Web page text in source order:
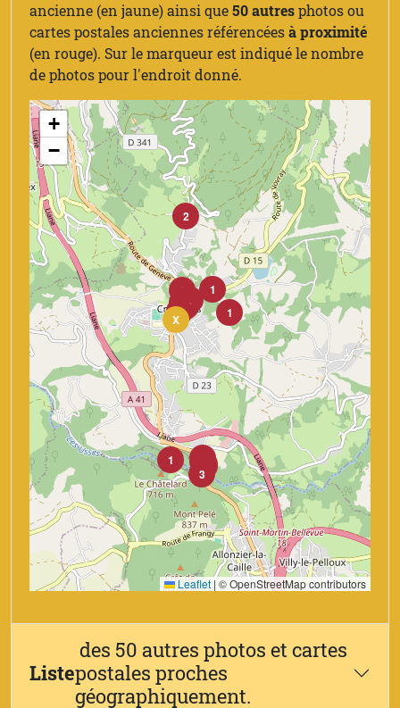
ancienne (en jaune) ainsi que50 autresphotos ou
cartes postales anciennes référencéesà proximité
(en rouge). Sur le marqueur est indiqué le nombre
de photos pour l'endroit donné.
2
31
113
1 1233
1
1
1
2
1
3
X
+
−
Leaflet | © OpenStreetMap contributors
Liste
des 50 autres photos et cartes
postales proches
géographiquement.